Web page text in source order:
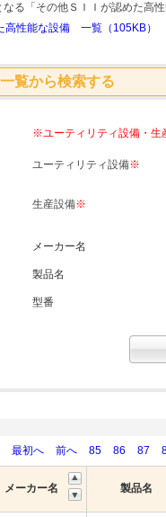
る「その他ＳＩＩが認めた高
高性能な設備 一覧（105KB）
覧から検索する
※ユーティリティ設備・生
ユーティリティ設備※
生産設備※
メーカー名
製品名
型番
最初へ
前へ 85 86 87
メーカー名 製品名